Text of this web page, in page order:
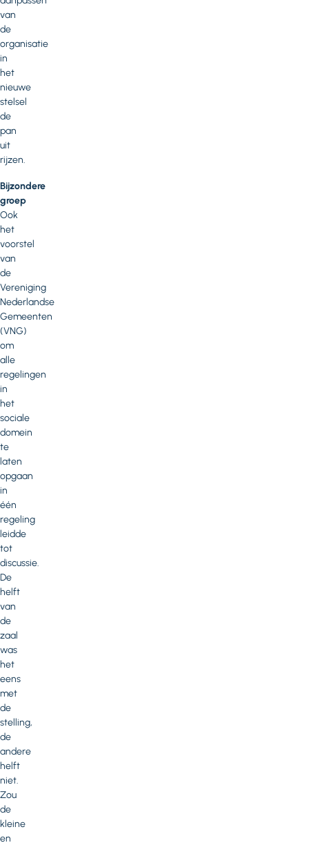
van
de
organisatie
in
het
nieuwe
stelsel
de
pan
uit
rijzen.
Bijzondere
groep
Ook
het
voorstel
van
de
Vereniging
Nederlandse
Gemeenten
(VNG)
om
alle
regelingen
in
het
sociale
domein
te
laten
opgaan
in
één
regeling
leidde
tot
discussie.
De
helft
van
de
zaal
was
het
eens
met
de
stelling,
de
andere
helft
niet.
Zou
de
kleine
en